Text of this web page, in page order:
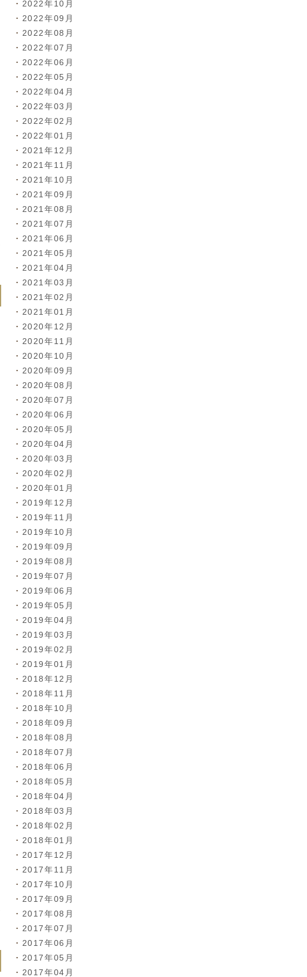
2022年10月
2022年09月
2022年08月
2022年07月
2022年06月
2022年05月
2022年04月
2022年03月
2022年02月
2022年01月
2021年12月
2021年11月
2021年10月
2021年09月
2021年08月
2021年07月
2021年06月
2021年05月
2021年04月
2021年03月
2021年02月
2021年01月
2020年12月
2020年11月
2020年10月
2020年09月
2020年08月
2020年07月
2020年06月
2020年05月
2020年04月
2020年03月
2020年02月
2020年01月
2019年12月
2019年11月
2019年10月
2019年09月
2019年08月
2019年07月
2019年06月
2019年05月
2019年04月
2019年03月
2019年02月
2019年01月
2018年12月
2018年11月
2018年10月
2018年09月
2018年08月
2018年07月
2018年06月
2018年05月
2018年04月
2018年03月
2018年02月
2018年01月
2017年12月
2017年11月
2017年10月
2017年09月
2017年08月
2017年07月
2017年06月
2017年05月
2017年04月